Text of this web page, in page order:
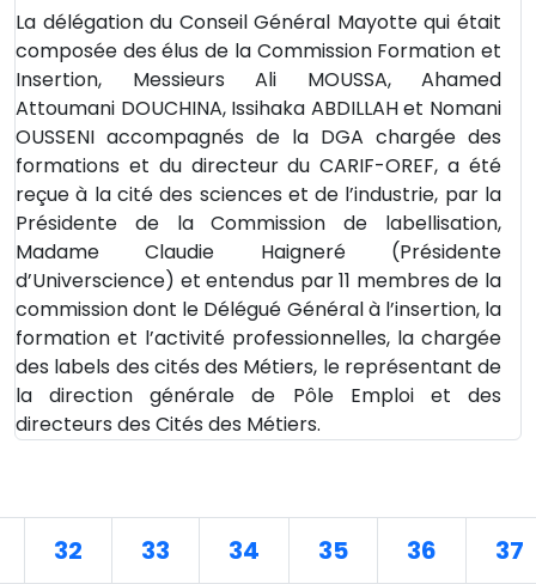
La délégation du Conseil Général Mayotte qui était
composée des élus de la Commission Formation et
Insertion, Messieurs Ali MOUSSA, Ahamed
Attoumani DOUCHINA, Issihaka ABDILLAH et Nomani
OUSSENI accompagnés de la DGA chargée des
formations et du directeur du CARIF-OREF, a été
reçue à la cité des sciences et de l’industrie, par la
Présidente de la Commission de labellisation,
Madame Claudie Haigneré (Présidente
d’Universcience) et entendus par 11 membres de la
commission dont le Délégué Général à l’insertion, la
formation et l’activité professionnelles, la chargée
des labels des cités des Métiers, le représentant de
la direction générale de Pôle Emploi et des
directeurs des Cités des Métiers.
32 33 34 35 36 37